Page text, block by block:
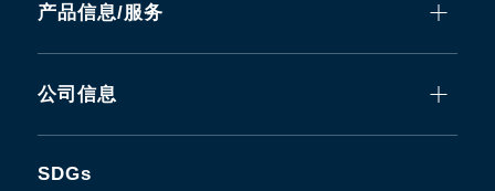
产品信息/服务
公司信息
SDGs